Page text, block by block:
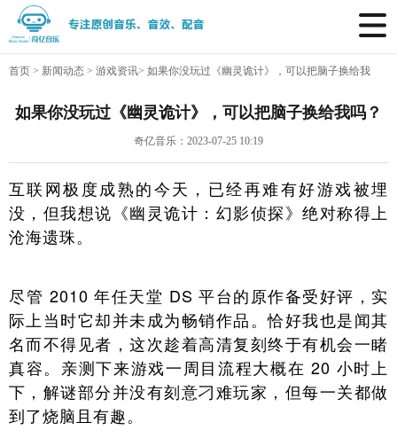
首页 > 新闻动态 > 游戏资讯> 如果你没玩过《幽灵诡计》，可以把脑子换给我
吗？
如果你没玩过《幽灵诡计》，可以把脑子换给我吗？
奇亿音乐：2023-07-25 10:19
互联网极度成熟的今天，已经再难有好游戏被埋
没，但我想说《幽灵诡计：幻影侦探》绝对称得上
沧海遗珠。
尽管 2010 年任天堂 DS 平台的原作备受好评，实
际上当时它却并未成为畅销作品。恰好我也是闻其
名而不得见者，这次趁着高清复刻终于有机会一睹
真容。亲测下来游戏一周目流程大概在 20 小时上
下，解谜部分并没有刻意刁难玩家，但每一关都做
到了烧脑且有趣。